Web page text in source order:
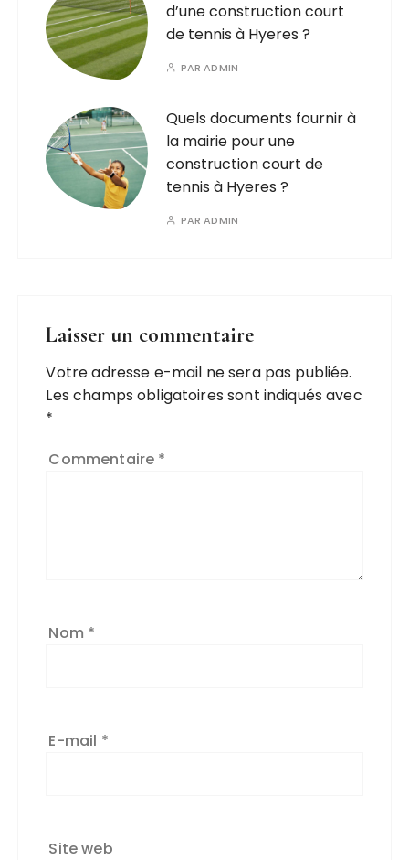
d’une construction court
de tennis à Hyeres ?
PARADMIN
Quels documents fournir à
la mairie pour une
construction court de
tennis à Hyeres ?
PARADMIN
Laisser un commentaire
Votre adresse e-mail ne sera pas publiée.
Les champs obligatoires sont indiqués avec
*
Commentaire *
Nom *
E-mail *
Site web
A
l
t
r